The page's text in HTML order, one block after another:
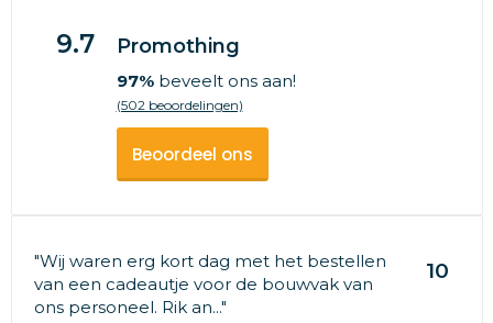
9.7 Promothing
97%beveelt ons aan!
(502 beoordelingen)
Beoordeel ons
"Wij waren erg kort dag met het bestellen
van een cadeautje voor de bouwvak van
ons personeel. Rik an..."
10